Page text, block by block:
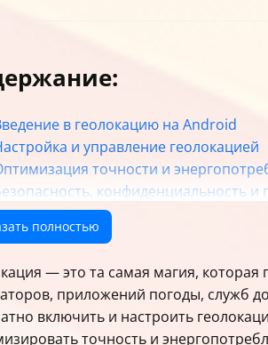
в геолокацию на Android
и управление геолокацией
точности и
конфиденциальность
фейковой геолокации
полностью
— это та самая магия,
приложений погоды, служб
включить и настроить
точность и